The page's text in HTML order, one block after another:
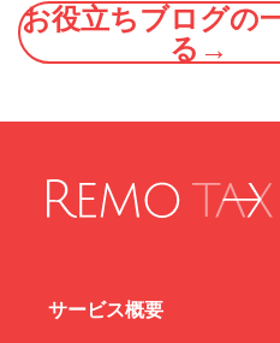
お役立ちブログの
る→
サービス概要